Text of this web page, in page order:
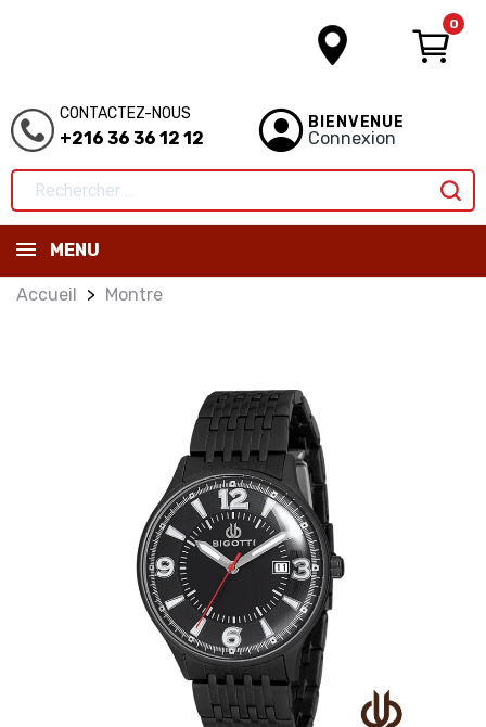
0
CONTACTEZ-NOUS
+216 36 36 12 12
BIENVENUE
Connexion
MENU
Accueil Montre